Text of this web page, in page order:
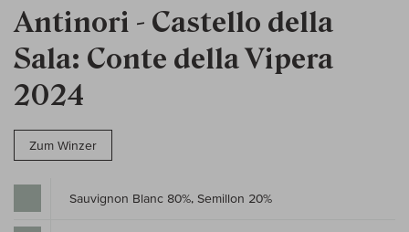
Antinori - Castello della
Sala: Conte della Vipera
2024
Zum Winzer
Sauvignon Blanc 80%, Semillon 20%